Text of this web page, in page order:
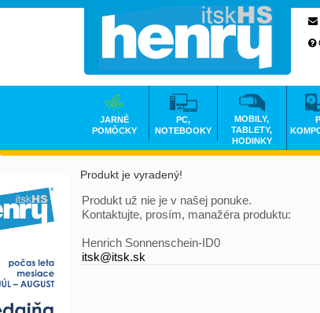
Produkt je vyradený!
Produkt už nie je v našej ponuke.
Kontaktujte, prosím, manažéra produktu:
Henrich Sonnenschein-ID0
itsk@itsk.sk
JARNÉ
POMÔCKY
PC,
NOTEBOOKY
MOBILY,
TABLETY,
HODINKY